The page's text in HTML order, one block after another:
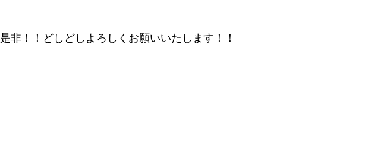
是非！！どしどしよろしくお願いいたします！！